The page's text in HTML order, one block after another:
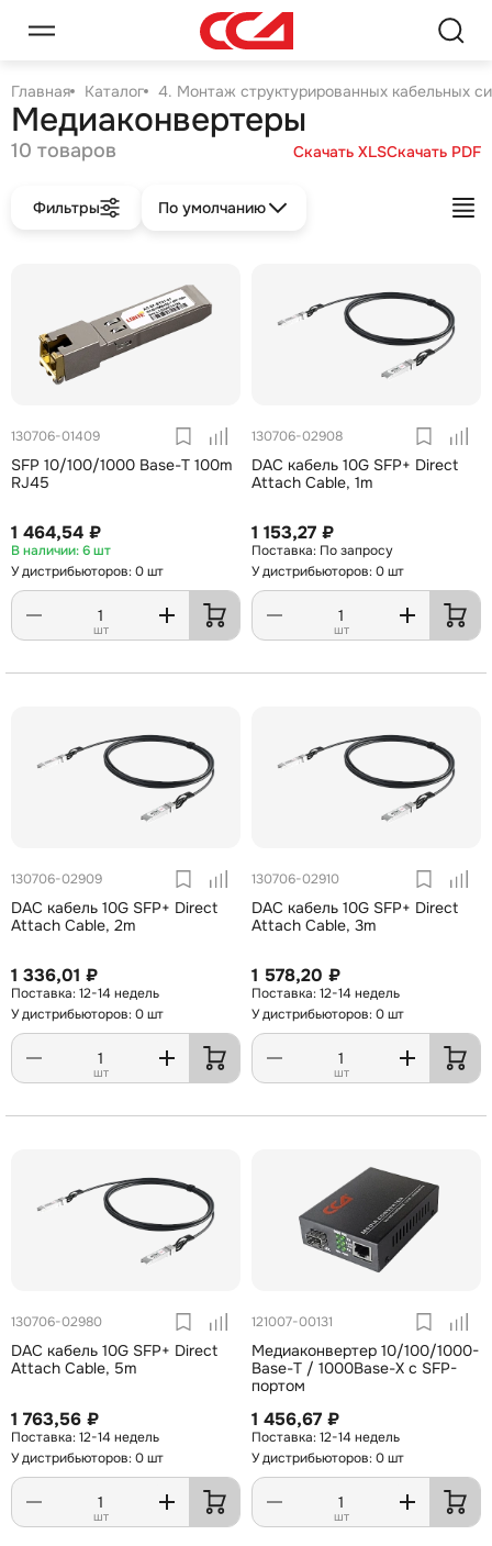
Главная Каталог 4. Монтаж структурированных кабельных
Медиаконвертеры
10 товаров Скачать XLSСкачать PDF
Фильтры По умолчанию
130706-01409
SFP 10/100/1000 Base-T 100m
RJ45
1 464,54 ₽
6 шт
У дистрибьюторов: 0 шт
шт
130706-02908
DAC кабель 10G SFP+ Direct
Attach Cable, 1m
1 153,27 ₽
По запросу
У дистрибьюторов: 0 шт
шт
130706-02909
DAC кабель 10G SFP+ Direct
Attach Cable, 2m
1 336,01 ₽
12-14 недель
У дистрибьюторов: 0 шт
шт
130706-02910
DAC кабель 10G SFP+ Direct
Attach Cable, 3m
1 578,20 ₽
12-14 недель
У дистрибьюторов: 0 шт
шт
130706-02980
DAC кабель 10G SFP+ Direct
Attach Cable, 5m
1 763,56 ₽
12-14 недель
У дистрибьюторов: 0 шт
шт
121007-00131
Медиаконвертер 10/100/1000-
Base-T / 1000Base-X с SFP-
портом
1 456,67 ₽
12-14 недель
У дистрибьюторов: 0 шт
шт